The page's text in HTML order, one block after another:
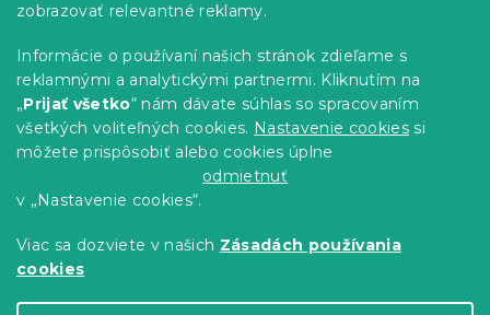
zobrazovať relevantné reklamy.
Informácie o používaní našich stránok zdieľame s
reklamnými a analytickými partnermi. Kliknutím na
„Prijať všetko“ nám dávate súhlas so spracovaním
všetkých voliteľných cookies. Nastavenie cookies si
môžete prispôsobiť alebo cookies úplne
odmietnuť
v „Nastavenie cookies“.
Viac sa dozviete v našich Zásadách používania
cookies
Uterák Classic malý žltý 30x50 cm, 100%
Skladom(>10 ks)
1.60 €
Jednotková
320 € / 200 ks Do Košíka